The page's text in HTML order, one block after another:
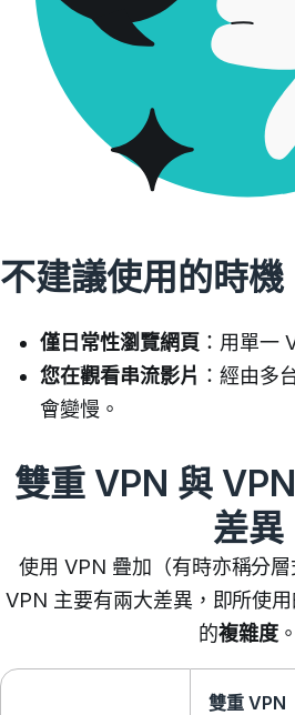
不建議使用的時機
僅日常性瀏覽網頁：用單一
您在觀看串流影片 ：經由多
會變慢。
雙重 VPN 與
差異
使用 VPN 疊加（有時亦稱分
VPN 主要有兩大差異， 即所使
的複雜度。
雙重 VPN